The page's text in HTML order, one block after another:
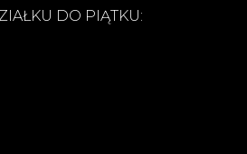
DO PIĄTKU: